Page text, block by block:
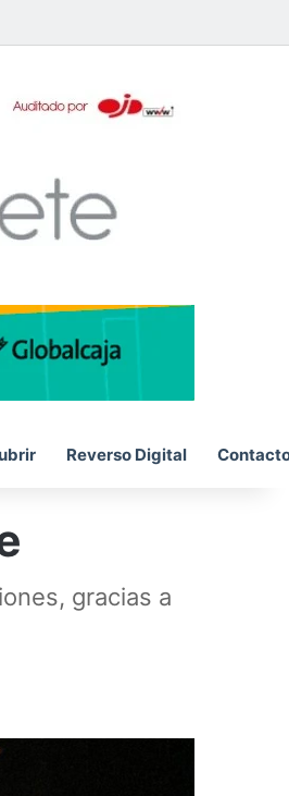
Reverso Digital
gracias a